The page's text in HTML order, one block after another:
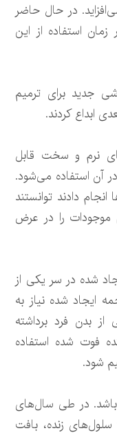
در حال حاضر
استفاده از این
جدید برای ترمیم
ابداع کردند.
نرم و سخت قابل
آن استفاده می‌شود.
دادند توانستند
را در عرض
شده در سر یکی از
ایجاد شده نیاز به
بدن فرد برداشته
فوت شده استفاده
شود.
باشد. در طی سال‌های
زنده، بافت